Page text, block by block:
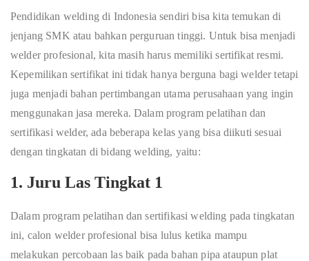
Pendidikan welding di Indonesia sendiri bisa kita temukan di
jenjang SMK atau bahkan perguruan tinggi. Untuk bisa menjadi
welder profesional, kita masih harus memiliki sertifikat resmi.
Kepemilikan sertifikat ini tidak hanya berguna bagi welder tetapi
juga menjadi bahan pertimbangan utama perusahaan yang ingin
menggunakan jasa mereka. Dalam program pelatihan dan
sertifikasi welder, ada beberapa kelas yang bisa diikuti sesuai
dengan tingkatan di bidang welding, yaitu:
1. Juru Las Tingkat 1
Dalam program pelatihan dan sertifikasi welding pada tingkatan
ini, calon welder profesional bisa lulus ketika mampu
melakukan percobaan las baik pada bahan pipa ataupun plat